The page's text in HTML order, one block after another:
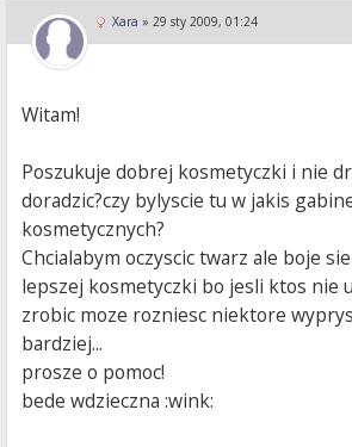
Xara » 29 sty 2009, 01:24
Witam!
Poszukuje dobrej kosmetyczki i nie
doradzic?czy bylyscie tu w jakis
kosmetycznych?
Chcialabym oczyscic twarz ale boje
lepszej kosmetyczki bo jesli ktos nie
zrobic moze rozniesc niektore
bardziej...
prosze o pomoc!
bede wdzieczna :wink: